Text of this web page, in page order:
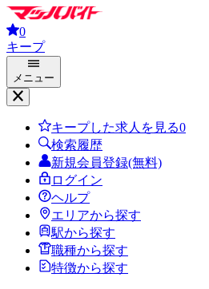
0
キープ
メニュー
キープした求人を見る0
検索履歴
新規会員登録(無料)
ログイン
ヘルプ
エリアから探す
駅から探す
職種から探す
特徴から探す